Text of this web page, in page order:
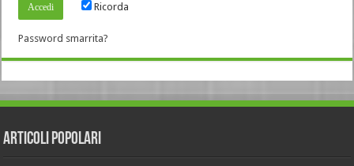
Ricorda
Password smarrita?
Articoli Popolari